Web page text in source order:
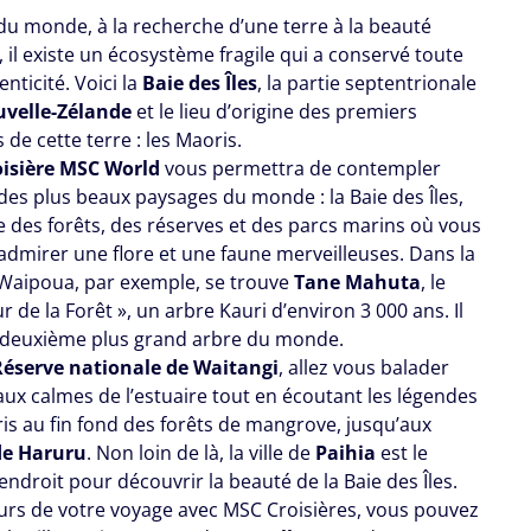
monde, à la recherche d’une terre à la beauté
il existe un écosystème fragile qui a conservé toute
Voici la Baie des Îles, la partie septentrionale
Zélande et le lieu d’origine des premiers
de cette terre : les Maoris.
MSC World vous permettra de contempler
plus beaux paysages du monde : la Baie des Îles,
des forêts, des réserves et des parcs marins où vous
une flore et une faune merveilleuses. Dans la
par exemple, se trouveTane Mahuta, le
de la Forêt », un arbre Kauri d’environ 3 000 ans. Il
deuxième plus grand arbre du monde.
nationale de Waitangi, allez vous balader
calmes de l’estuaire tout en écoutant les légendes
au fin fond des forêts de mangrove, jusqu’aux
Haruru. Non loin de là, la ville de Paihia est le
pour découvrir la beauté de la Baie des Îles.
de votre voyage avec MSC Croisières, vous pouvez